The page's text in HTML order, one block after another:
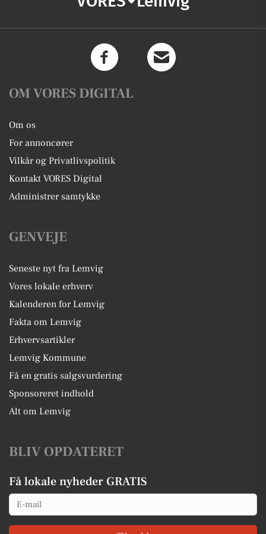
OM VORES DIGITAL
Om os
For annoncører
Vilkår og Privatlivspolitik
Kontakt VORES Digital
Administrer samtykke
GENVEJE
Seneste nyt fra Lemvig
Vores lokale erhverv
Kalenderen for Lemvig
Fakta om Lemvig
Erhvervsartikler
Lemvig Kommune
Få en gratis salgsvurdering
Sponsoreret indhold
Alt om Lemvig
BLIV OPDATERET
Få lokale nyheder GRATIS
Email